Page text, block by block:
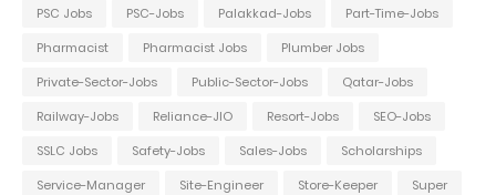
PSC Jobs
PSC-Jobs Palakkad-Jobs
Part-Time-Jobs
Pharmacist
Pharmacist Jobs
Plumber Jobs
Private-Sector-Jobs
Public-Sector-Jobs
Qatar-Jobs
Railway-Jobs
Reliance-JIO Resort-Jobs
SEO-Jobs
SSLC Jobs
Safety-Jobs Sales-Jobs
Scholarships
Service-Manager
Site-Engineer Store-Keeper
Super